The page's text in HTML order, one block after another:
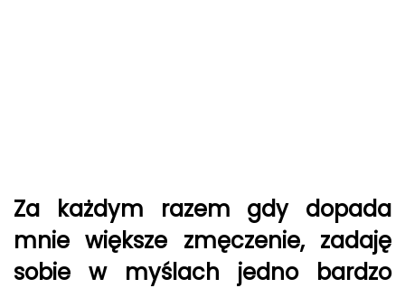
Za każdym razem gdy dopada
mnie większe zmęczenie, zadaję
sobie w myślach jedno bardzo